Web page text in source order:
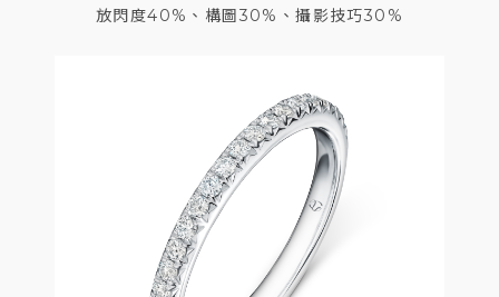
放閃度40%、構圖30%、攝影技巧30%